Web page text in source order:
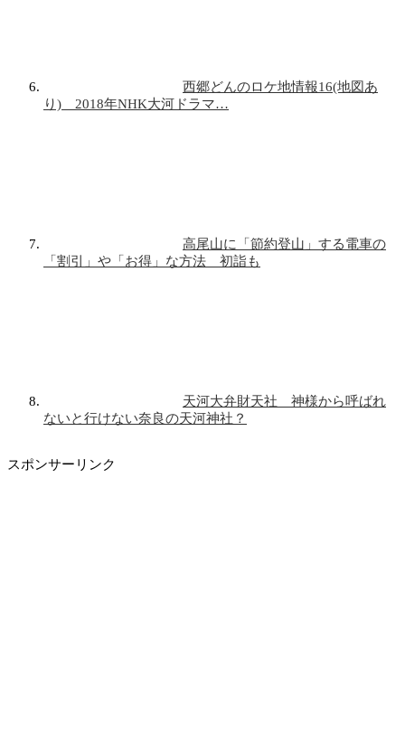
西郷どんのロケ地情報16(地図あ
り) 2018年NHK大河ドラマ…
高尾山に「節約登山」する電車の
「割引」や「お得」な方法 初詣も
天河大弁財天社 神様から呼ばれ
ないと行けない奈良の天河神社？
スポンサーリンク